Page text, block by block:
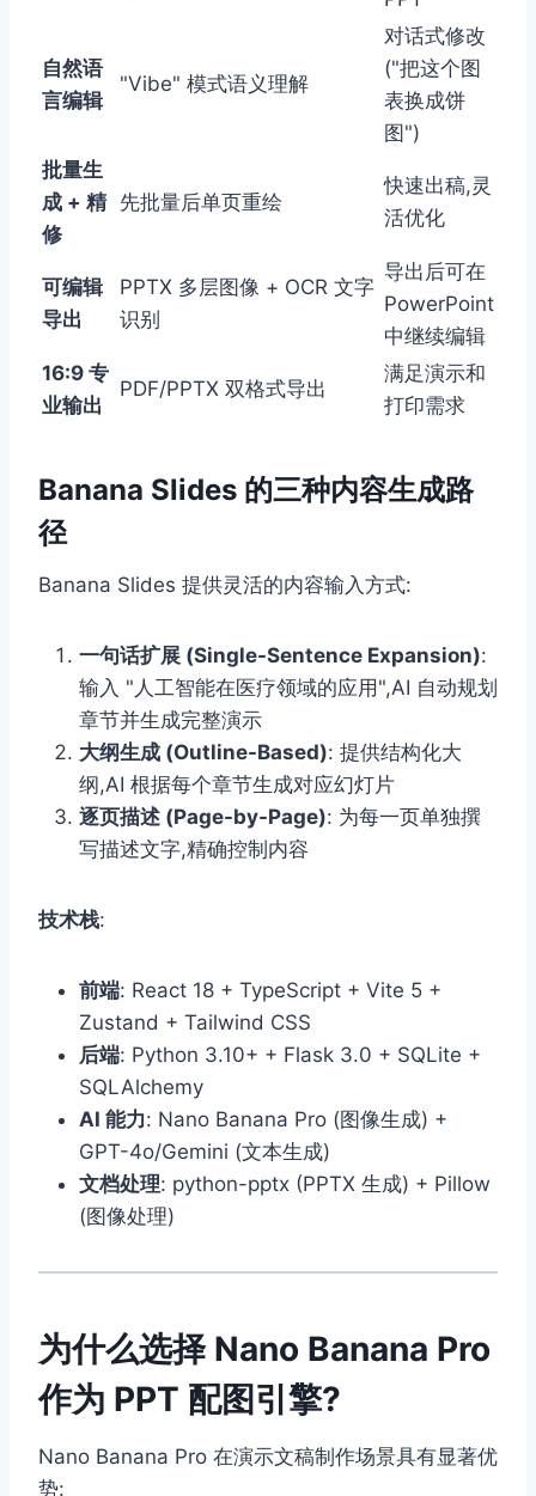
自然语
言编辑
"Vibe" 模式语义理解
对话式修改
("把这个图
表换成饼
图")
批量生
成 + 精
修
先批量后单页重绘
快速出稿,灵
活优化
可编辑
导出
PPTX 多层图像 + OCR 文字
识别
导出后可在
PowerPoint
中继续编辑
16:9 专
业输出
PDF/PPTX 双格式导出
满足演示和
打印需求
Banana Slides 的三种内容生成路
径
Banana Slides 提供灵活的内容输入方式:
一句话扩展 (Single-Sentence Expansion):
输入 "人工智能在医疗领域的应用",AI 自动规划
章节并生成完整演示
大纲生成 (Outline-Based): 提供结构化大
纲,AI 根据每个章节生成对应幻灯片
逐页描述 (Page-by-Page): 为每一页单独撰
写描述文字,精确控制内容
技术栈:
前端: React 18 + TypeScript + Vite 5 +
Zustand + Tailwind CSS
后端: Python 3.10+ + Flask 3.0 + SQLite +
SQLAlchemy
AI 能力: Nano Banana Pro (图像生成) +
GPT-4o/Gemini (文本生成)
文档处理: python-pptx (PPTX 生成) + Pillow
(图像处理)
为什么选择 Nano Banana Pro
作为 PPT 配图引擎?
Nano Banana Pro 在演示文稿制作场景具有显著优
势: